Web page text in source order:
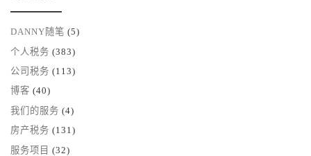
DANNY随笔 (5)
个人税务 (383)
公司税务 (113)
博客 (40)
我们的服务 (4)
房产税务 (131)
服务项目 (32)